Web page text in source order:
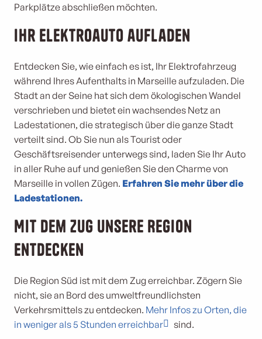
Parkplätze abschließen möchten.
Ihr Elektroauto aufladen
Entdecken Sie, wie einfach es ist, Ihr Elektrofahrzeug
während Ihres Aufenthalts in Marseille aufzuladen. Die
Stadt an der Seine hat sich dem ökologischen Wandel
verschrieben und bietet ein wachsendes Netz an
Ladestationen, die strategisch über die ganze Stadt
verteilt sind. Ob Sie nun als Tourist oder
Geschäftsreisender unterwegs sind, laden Sie Ihr Auto
in aller Ruhe auf und genießen Sie den Charme von
Marseille in vollen Zügen. Erfahren Sie mehr über die
Ladestationen.
Mit dem Zug unsere Region
entdecken
Die Region Süd ist mit dem Zug erreichbar. Zögern Sie
nicht, sie an Bord des umweltfreundlichsten
Verkehrsmittels zu entdecken. Mehr Infos zu Orten, die
in weniger als 5 Stunden erreichbar
sind.